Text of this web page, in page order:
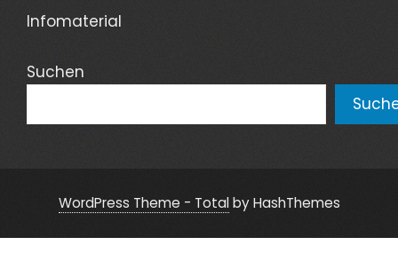
Infomaterial
Suchen
WordPress Theme - Totalby HashThemes